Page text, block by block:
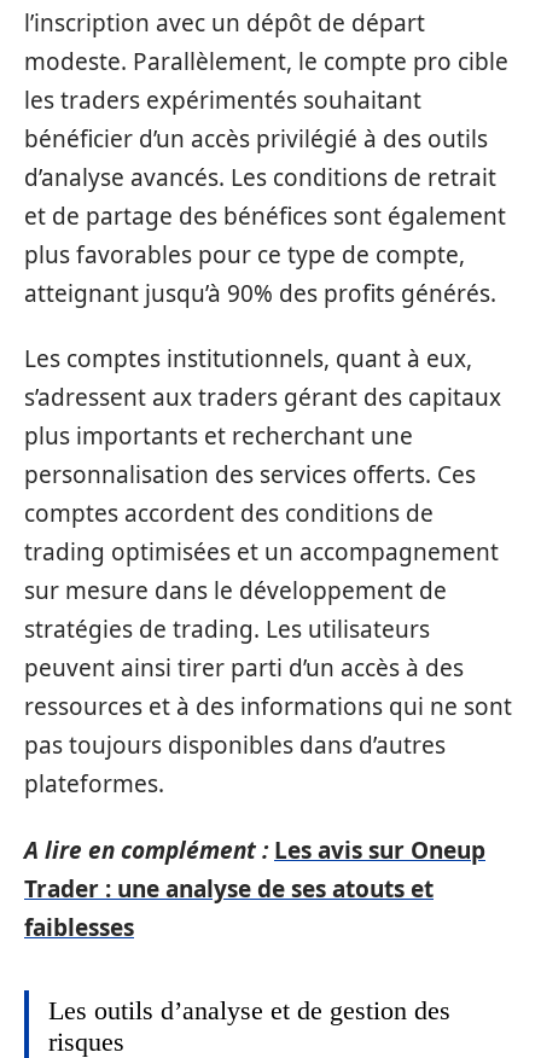
l’inscription avec un dépôt de départ
modeste. Parallèlement, le compte pro cible
les traders expérimentés souhaitant
bénéficier d’un accès privilégié à des outils
d’analyse avancés. Les conditions de retrait
et de partage des bénéfices sont également
plus favorables pour ce type de compte,
atteignant jusqu’à 90% des profits générés.
Les comptes institutionnels, quant à eux,
s’adressent aux traders gérant des capitaux
plus importants et recherchant une
personnalisation des services offerts. Ces
comptes accordent des conditions de
trading optimisées et un accompagnement
sur mesure dans le développement de
stratégies de trading. Les utilisateurs
peuvent ainsi tirer parti d’un accès à des
ressources et à des informations qui ne sont
pas toujours disponibles dans d’autres
plateformes.
A lire en complément : Les avis sur Oneup
Trader : une analyse de ses atouts et
faiblesses
Les outils d’analyse et de gestion des
risques